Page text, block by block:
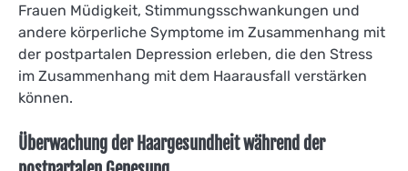
Frauen Müdigkeit, Stimmungsschwankungen und
andere körperliche Symptome im Zusammenhang mit
der postpartalen Depression erleben, die den Stress
im Zusammenhang mit dem Haarausfall verstärken
können.
Überwachung der Haargesundheit während der